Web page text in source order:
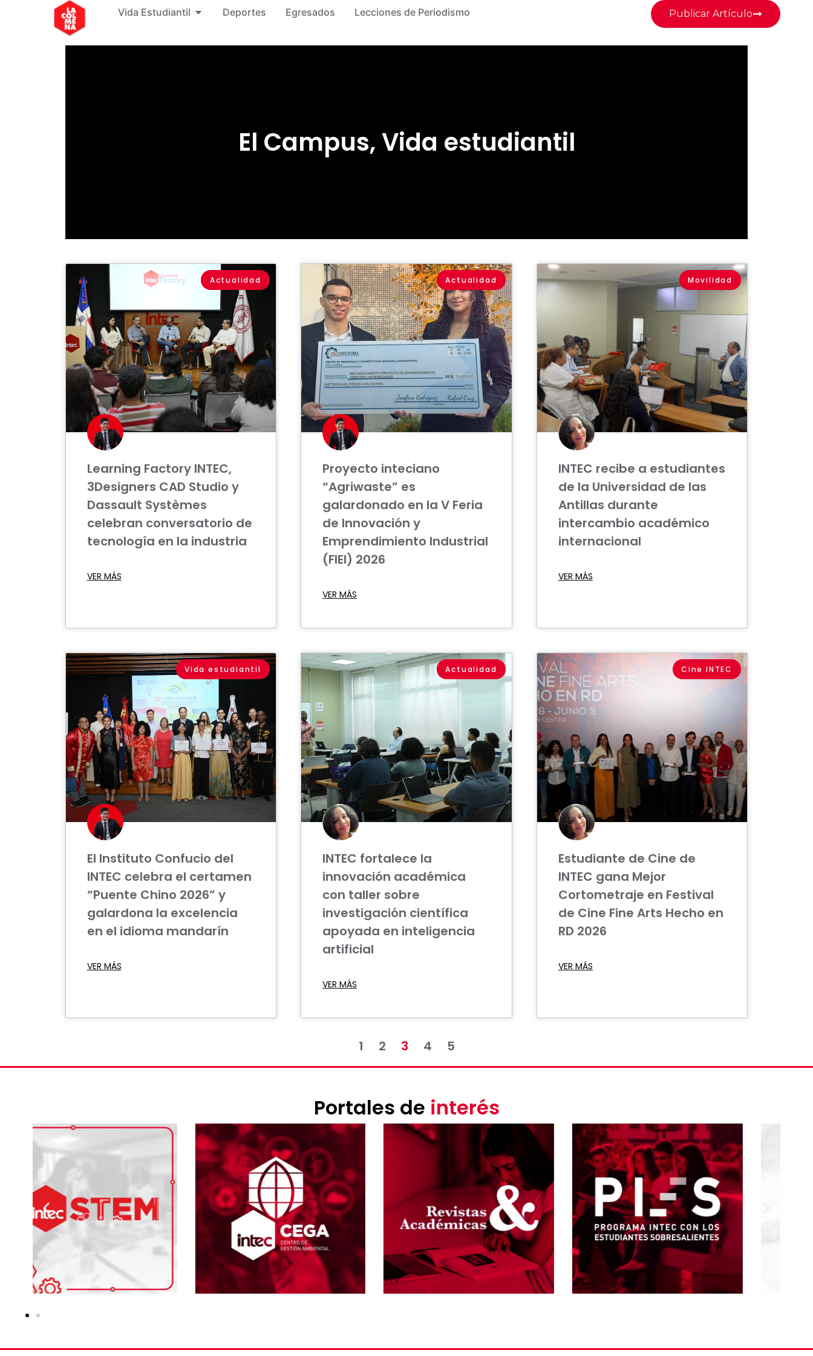
Vida Estudiantil Deportes Egresados Lecciones de Periodismo Publicar Artículo
El Campus,Vida estudiantil
Actualidad
Learning Factory INTEC,
3Designers CAD Studio y
Dassault Systèmes
celebran conversatorio de
tecnología en la industria
VER MÁS
Actualidad
Proyecto inteciano
“Agriwaste” es
galardonado en la V Feria
de Innovación y
Emprendimiento Industrial
(FIEI) 2026
VER MÁS
Movilidad
INTEC recibe a estudiantes
de la Universidad de las
Antillas durante
intercambio académico
internacional
VER MÁS
Vida estudiantil
El Instituto Confucio del
INTEC celebra el certamen
“Puente Chino 2026” y
galardona la excelencia
en el idioma mandarín
VER MÁS
Actualidad
INTEC fortalece la
innovación académica
con taller sobre
investigación científica
apoyada en inteligencia
artificial
VER MÁS
Cine INTEC
Estudiante de Cine de
INTEC gana Mejor
Cortometraje en Festival
de Cine Fine Arts Hecho en
RD 2026
VER MÁS
1 2 3 4 5
Portales de interés